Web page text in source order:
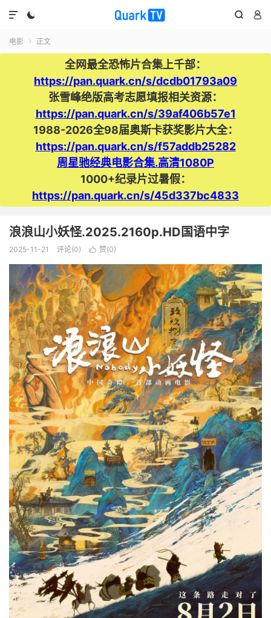
  

电影  正文
全网最全恐怖片合集上千部：
https://pan.quark.cn/s/dcdb01793a09
张雪峰绝版高考志愿填报相关资源：
https://pan.quark.cn/s/39af406b57e1
1988-2026全98届奥斯卡获奖影片大全：
https://pan.quark.cn/s/f57addb25282
周星驰经典电影合集.高清1080P
1000+纪录片过暑假：
https://pan.quark.cn/s/45d337bc4833
浪浪山小妖怪.2025.2160p.HD国语中字
2025-11-21 评论(0)  赞(0)